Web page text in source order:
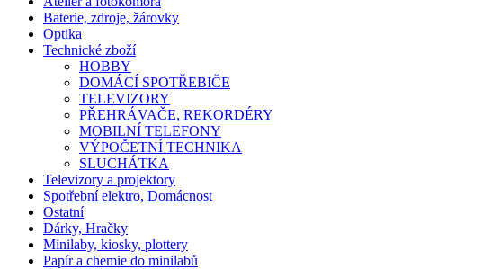
Baterie, zdroje, žárovky
Optika
Technické zboží
HOBBY
DOMÁCÍ SPOTŘEBIČE
TELEVIZORY
PŘEHRÁVAČE, REKORDÉRY
MOBILNÍ TELEFONY
VÝPOČETNÍ TECHNIKA
SLUCHÁTKA
Televizory a projektory
Spotřební elektro, Domácnost
Ostatní
Dárky, Hračky
Minilaby, kiosky, plottery
Papír a chemie do minilabů